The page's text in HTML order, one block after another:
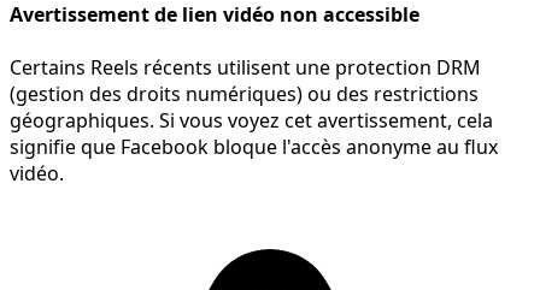
Avertissement de lien vidéo non accessible
Certains Reels récents utilisent une protection DRM
(gestion des droits numériques) ou des restrictions
géographiques. Si vous voyez cet avertissement, cela
signifie que Facebook bloque l'accès anonyme au flux
vidéo.